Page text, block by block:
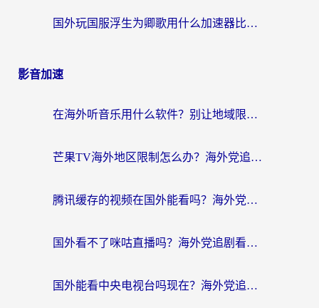
国外玩国服浮生为卿歌用什么加速器比较好？海外党亲测不踩坑指南
影音加速
在海外听音乐用什么软件？别让地域限制断了你的华语歌单
芒果TV海外地区限制怎么办？海外党追剧看片的实用加速器选择指南
腾讯缓存的视频在国外能看吗？海外党追剧看片的终极解决方案
国外看不了咪咕直播吗？海外党追剧看片的加速器选择指南
国外能看中央电视台吗现在？海外党追剧看央视的实用指南